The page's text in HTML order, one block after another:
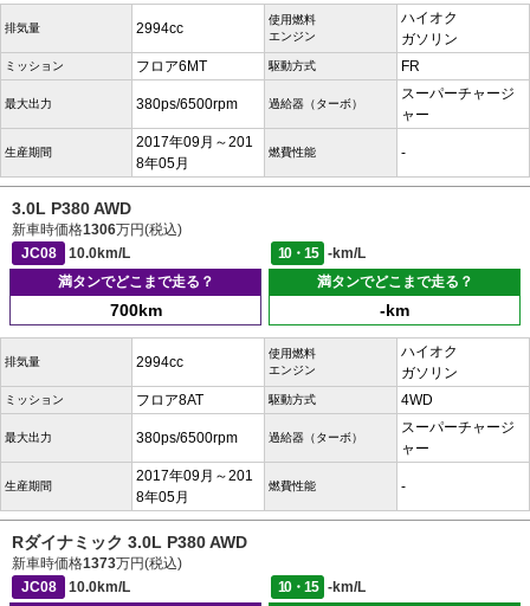
排気量 2994cc
使用燃料
エンジン
ハイオク
ガソリン
ミッション フロア6MT 駆動方式 FR
最大出力 380ps/6500rpm 過給器（ターボ）
スーパーチャージ
ャー
生産期間
2017年09月～201
8年05月
燃費性能 -
3.0L P380 AWD
新車時価格1306万円(税込)
JC08
10.0km/L 10・15
-km/L
満タンでどこまで走る？
700km
満タンでどこまで走る？
-km
排気量 2994cc
使用燃料
エンジン
ハイオク
ガソリン
ミッション フロア8AT 駆動方式 4WD
最大出力 380ps/6500rpm 過給器（ターボ）
スーパーチャージ
ャー
生産期間
2017年09月～201
8年05月
燃費性能 -
Rダイナミック 3.0L P380 AWD
新車時価格1373万円(税込)
JC08
10.0km/L 10・15
-km/L